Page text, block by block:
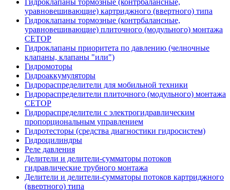
Гидроклапаны тормозные (контрбалансные,
уравновешивающие) картриджного (ввертного) типа
Гидроклапаны тормозные (контрбалансные,
уравновешивающие) плиточного (модульного) монтажа
CETOP
Гидроклапаны приоритета по давлению (челночные
клапаны, клапаны "или")
Гидромоторы
Гидроаккумуляторы
Гидрораспределители для мобильной техники
Гидрораспределители плиточного (модульного) монтажа
СЕТОР
Гидрораспределители с электрогидравлическим
пропорциональным управлением
Гидротесторы (средства диагностики гидросистем)
Гидроцилиндры
Реле давления
Делители и делители-сумматоры потоков
гидравлические трубного монтажа
Делители и делители-сумматоры потоков картриджного
(ввертного) типа